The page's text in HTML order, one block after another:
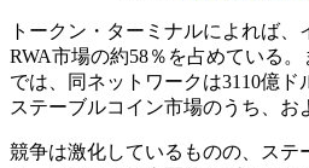
トークン・ターミナルによれば
RWA市場の約58％を占めている。
では、同ネットワークは3110億ド
ステーブルコイン市場のうち、お
競争は激化しているものの、ステ